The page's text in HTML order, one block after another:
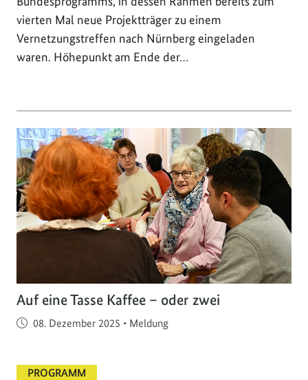
vierten Mal neue Projektträger zu einem
Vernetzungstreffen nach Nürnberg eingeladen
waren. Höhepunkt am Ende der…
Auf eine Tasse Kaffee – oder zwei
Veröffentlicht am
08. Dezember 2025 • Meldung
PROGRAMM